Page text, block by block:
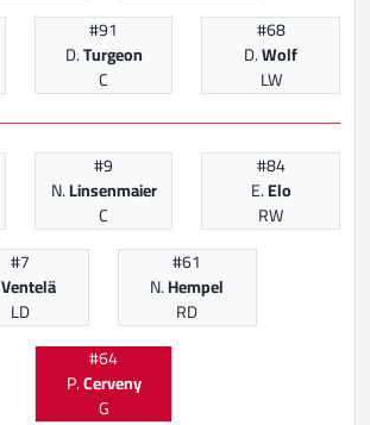
#91
D.Turgeon
C
#68
D.Wolf
LW
#9
N.Linsenmaier
C
#84
E.Elo
RW
#7
Ventelä
LD
#61
N.Hempel
RD
#64
P.Cerveny
G